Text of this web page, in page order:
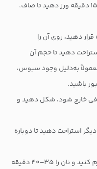
روغن زیتون را اضافه کنید و خمیر را ۱۲–۱۵ دقیقه ورز دهید تا صاف،
دهید، روی آن را
به‌دلیل وجود سبوس،
باشید.
خارج شود، شکل دهید و
و ۳۰–۴۵ دقیقه دیگر استراحت دهید تا دوباره
فر را از قبل روی ۱۸۰ درجه سانتی‌گراد گرم کنید و نان را ۳۵–۴۰ دقیقه